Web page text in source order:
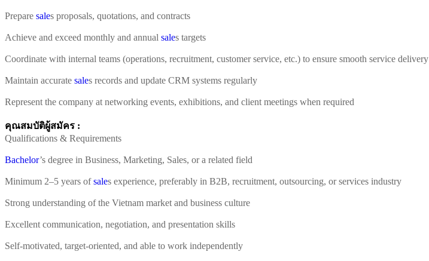
Prepare sales proposals, quotations, and contracts
Achieve and exceed monthly and annual sales targets
Coordinate with internal teams (operations, recruitment, customer service, etc.) to ensure smooth service delivery
Maintain accurate sales records and update CRM systems regularly
Represent the company at networking events, exhibitions, and client meetings when required
คุณสมบัติผู้สมัคร :
Qualifications & Requirements
Bachelor’s degree in Business, Marketing, Sales, or a related field
Minimum 2–5 years ofsales experience, preferably in B2B, recruitment, outsourcing, or services industry
Strong understanding of the Vietnam market and business culture
Excellent communication, negotiation, and presentation skills
Self-motivated, target-oriented, and able to work independently